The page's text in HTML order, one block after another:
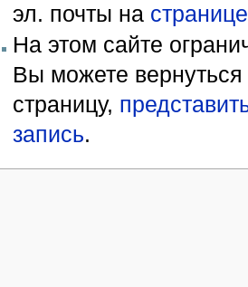
эл. почты на
На этом сайте
Вы можете
страницу,
запись.